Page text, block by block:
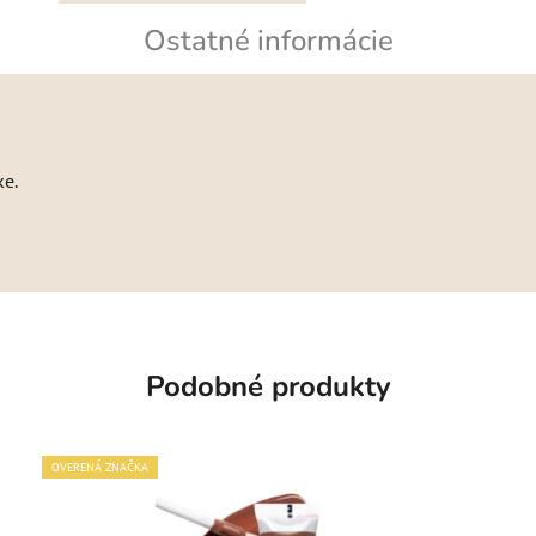
Ostatné informácie
Podobné produkty
OVERENÁ ZNAČKA